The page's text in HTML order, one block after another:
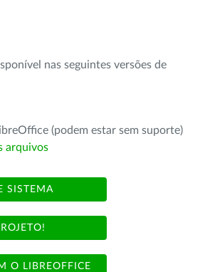
nas seguintes versões de
(podem estar sem suporte)
arquivos
SISTEMA
O LIBREOFFICE